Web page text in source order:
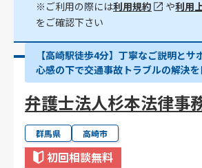
※ご利用の際には利用規約 や利用
をご確認下さい
【高崎駅徒歩4分】丁寧なご説明とサ
心感の下で交通事故トラブルの解決
弁護士法人杉本法律事
群馬県 高崎市
初回相談無料